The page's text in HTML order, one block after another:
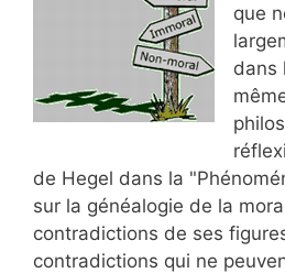
que
dans
de Hegel dans la
sur la généalogie de la
contradictions de ses
contradictions qui ne